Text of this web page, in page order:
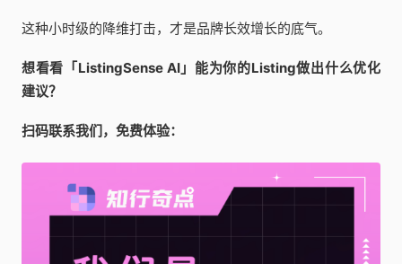
这种小时级的降维打击，才是品牌长效增长的底气。
想看看「ListingSense AI」能为你的Listing做出什么优化
建议？
扫码联系我们，免费体验：